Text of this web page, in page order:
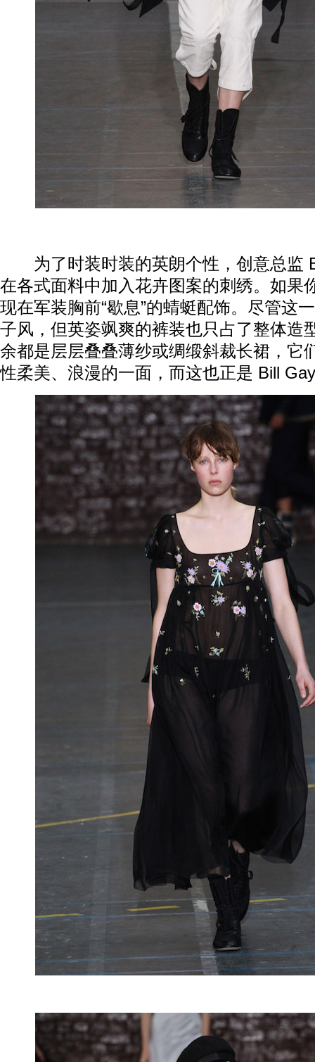
为了时装时装的英朗个性，创意总监
在各式面料中加入花卉图案的刺绣。如果
现在军装胸前“歇息”的蜻蜓配饰。尽管这
子风，但英姿飒爽的裤装也只占了整体
余都是层层叠叠薄纱或绸缎斜裁长裙，它
性柔美、浪漫的一面，而这也正是 Bill